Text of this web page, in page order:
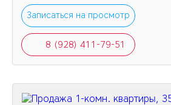
Записаться на просмотр
8 (928) 411-79-51